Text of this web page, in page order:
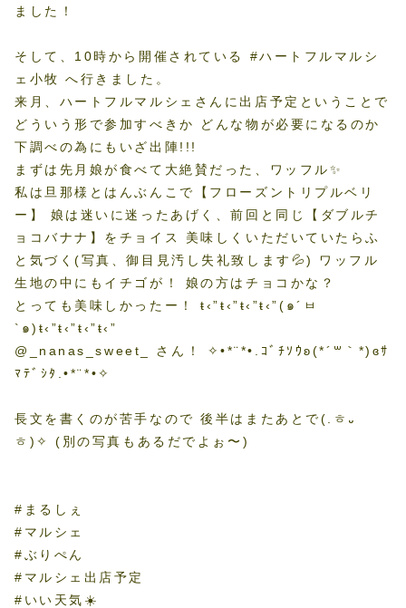
ました！
そして、10時から開催されている #ハートフルマルシ
ェ小牧 へ行きました。
来月、ハートフルマルシェさんに出店予定ということで
どういう形で参加すべきか どんな物が必要になるのか
下調べの為にもいざ出陣!!!
まずは先月娘が食べて大絶賛だった、ワッフル✨
私は旦那様とはんぶんこで【フローズントリプルベリ
ー】 娘は迷いに迷ったあげく、前回と同じ【ダブルチ
ョコバナナ】をチョイス 美味しくいただいていたらふ
と気づく(写真、御目見汚し失礼致します💦) ワッフル
生地の中にもイチゴが！ 娘の方はチョコかな？
とっても美味しかったー！ ŧ‹”ŧ‹”ŧ‹”ŧ‹”(๑´ㅂ
`๑)ŧ‹”ŧ‹”ŧ‹”ŧ‹”
@_nanas_sweet_ さん！ ✧•*¨*•.ｺﾞﾁｿｳʚ(*´꒳｀*)ɞｻ
ﾏﾃﾞｼﾀ.•*¨*•✧
長文を書くのが苦手なので 後半はまたあとで(.ㅎ᎑
ㅎ)✧ (別の写真もあるだでよぉ〜)
#まるしぇ
#マルシェ
#ぶりぺん
#マルシェ出店予定
#いい天気☀️